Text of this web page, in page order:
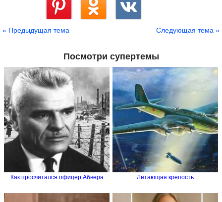
« Предыдущая тема Следующая тема »
Посмотри супертемы
Как просчитался офицер Абвера Летающая крепость